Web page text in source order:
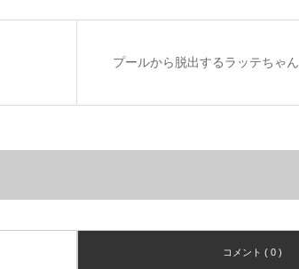
プールから脱出するラッテちゃん
コメント ( 0 )